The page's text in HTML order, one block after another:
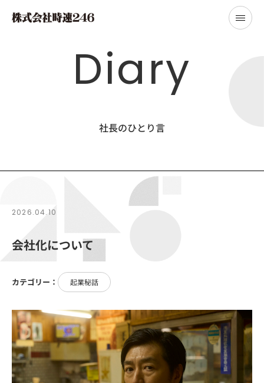
Diary
社長のひとり言
2026.04.10
会社化について
カテゴリー： 起業秘話